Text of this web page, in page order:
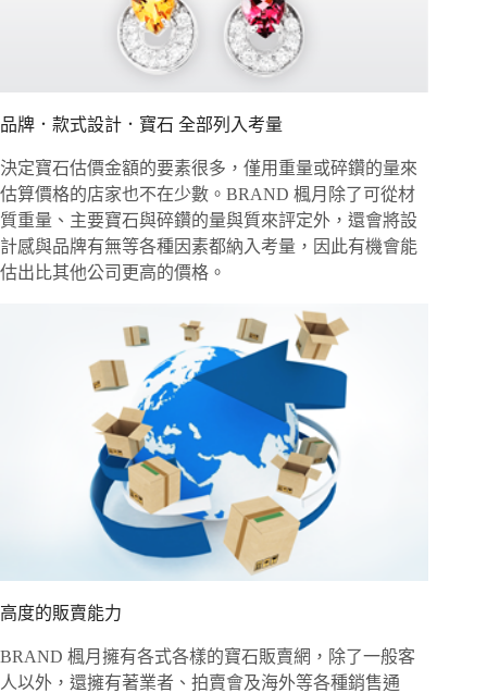
品牌．款式設計．寶石 全部列入考量
決定寶石估價金額的要素很多，僅用重量或碎鑽的量來
估算價格的店家也不在少數。BRAND 楓月除了可從材
質重量、主要寶石與碎鑽的量與質來評定外，還會將設
計感與品牌有無等各種因素都納入考量，因此有機會能
估出比其他公司更高的價格。
高度的販賣能力
BRAND 楓月擁有各式各樣的寶石販賣網，除了一般客
人以外，還擁有著業者、拍賣會及海外等各種銷售通